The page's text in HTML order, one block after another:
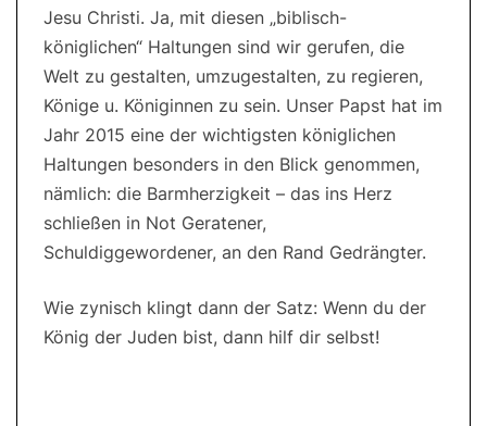
Jesu Christi. Ja, mit diesen „biblisch-
königlichen“ Haltungen sind wir gerufen, die
Welt zu gestalten, umzugestalten, zu regieren,
Könige u. Königinnen zu sein. Unser Papst hat im
Jahr 2015 eine der wichtigsten königlichen
Haltungen besonders in den Blick genommen,
nämlich: die Barmherzigkeit – das ins Herz
schließen in Not Geratener,
Schuldiggewordener, an den Rand Gedrängter.
Wie zynisch klingt dann der Satz: Wenn du der
König der Juden bist, dann hilf dir selbst!